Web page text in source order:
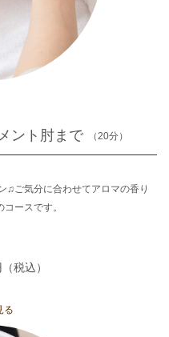
ント肘まで （20分）
♫ご気分に合わせてアロマの香り
ースです。
（税込）
る